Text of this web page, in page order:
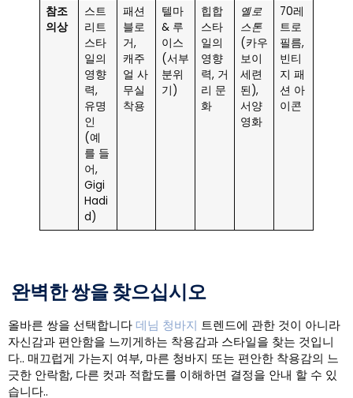
참조
의상
스트
리트
스타
일의
영향
력,
유명
인
(예
를 들
어,
Gigi
Hadi
d)
패션
블로
거,
캐주
얼 사
무실
착용
텔마
& 루
이스
(서부
분위
기)
힙합
스타
일의
영향
력, 거
리 문
화
옐로
스톤
(카우
보이
세련
된),
서양
영화
70레
트로
필름,
빈티
지 패
션 아
이콘
완벽한 쌍을 찾으십시오
올바른 쌍을 선택합니다데님 청바지 트렌드에 관한 것이 아니라
자신감과 편안함을 느끼게하는 착용감과 스타일을 찾는 것입니
다.. 매끄럽게 가는지 여부, 마른 청바지 또는 편안한 착용감의 느
긋한 안락함, 다른 컷과 적합도를 이해하면 결정을 안내 할 수 있
습니다..